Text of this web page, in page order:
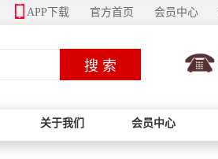
APP下载 官方首页 会员中心
搜 索
关于我们 会员中心